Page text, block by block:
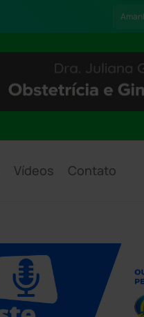
Vídeos Contato